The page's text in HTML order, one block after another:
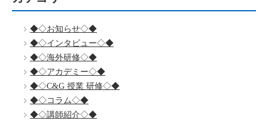
◆◇お知らせ◇◆
◆◇インタビュー◇◆
◆◇海外研修◇◆
◆◇アカデミー◇◆
◆◇C&G 授業 研修◇◆
◆◇コラム◇◆
◆◇講師紹介◇◆